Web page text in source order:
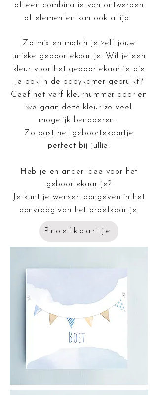
of een combinatie van ontwerpen
of elementen kan ook altijd.
Zo mix en match je zelf jouw
unieke geboortekaartje. Wil je een
kleur voor het geboortekaartje die
je ook in de babykamer gebruikt?
Geef het verf kleurnummer door en
we gaan deze kleur zo veel
mogelijk benaderen.
Zo past het geboortekaartje
perfect bij jullie!
Heb je en ander idee voor het
geboortekaartje?
Je kunt je wensen aangeven in het
aanvraag van het proefkaartje.
Proefkaartje